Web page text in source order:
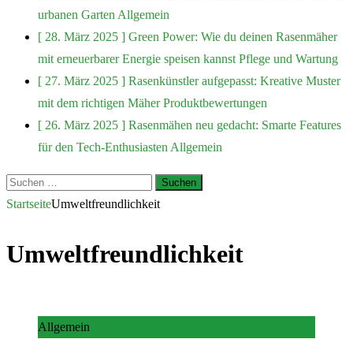
urbanen Garten Allgemein
[ 28. März 2025 ] Green Power: Wie du deinen Rasenmäher
mit erneuerbarer Energie speisen kannst Pflege und Wartung
[ 27. März 2025 ] Rasenkünstler aufgepasst: Kreative Muster
mit dem richtigen MäherProduktbewertungen
[ 26. März 2025 ] Rasenmähen neu gedacht: Smarte Features
für den Tech-Enthusiasten Allgemein
Suchen
nach:
StartseiteUmweltfreundlichkeit
Umweltfreundlichkeit
Allgemein